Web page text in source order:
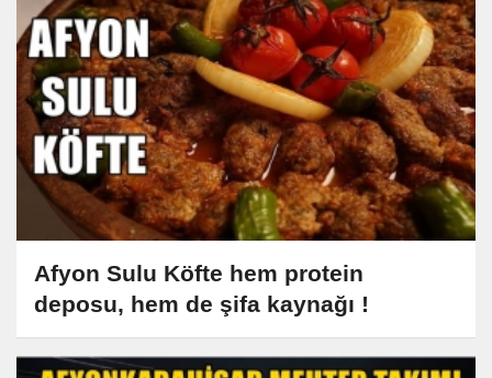
Afyon Sulu Köfte hem protein
deposu, hem de şifa kaynağı !